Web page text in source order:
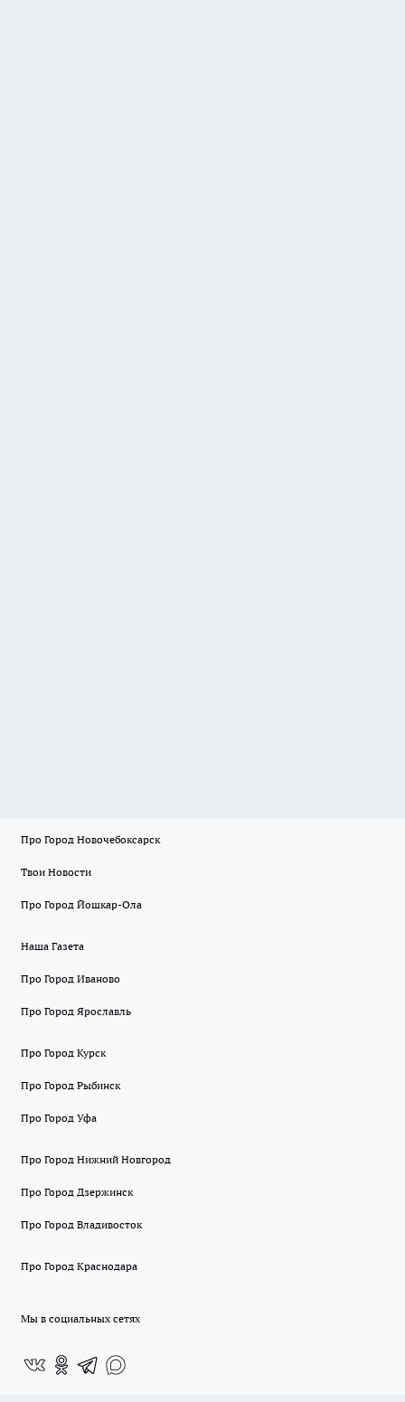
Про Город Новочебоксарск
Твои Новости
Про Город Йошкар-Ола
Наша Газета
Про Город Иваново
Про Город Ярославль
Про Город Курск
Про Город Рыбинск
Про Город Уфа
Про Город Нижний Новгород
Про Город Дзержинск
Про Город Владивосток
Про Город Краснодара
Мы в социальных сетях